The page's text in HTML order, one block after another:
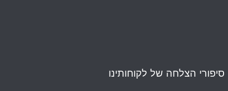
סיפורי הצלחה של לקוחותינו